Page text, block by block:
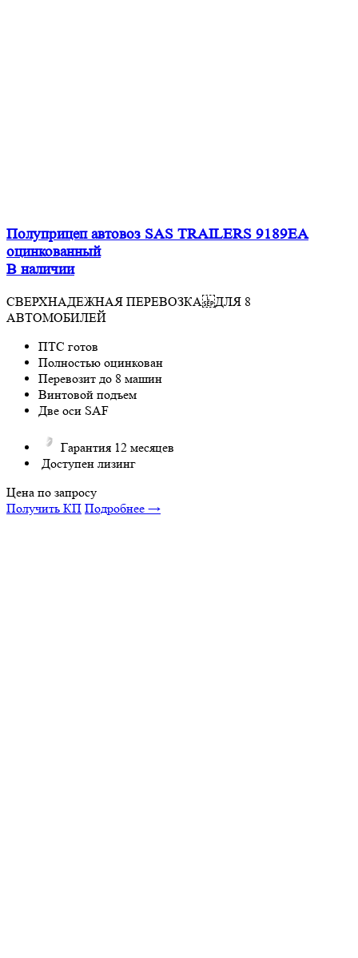
Полуприцеп автовоз SAS TRAILERS 9189EA
оцинкованный
В наличии
СВЕРХНАДЕЖНАЯ ПЕРЕВОЗКА ДЛЯ 8
АВТОМОБИЛЕЙ
ПТС готов
Полностью оцинкован
Перевозит до 8 машин
Винтовой подъем
Две оси SAF
Гарантия 12 месяцев
Доступен лизинг
Цена по запросу
Получить КП Подробнее →